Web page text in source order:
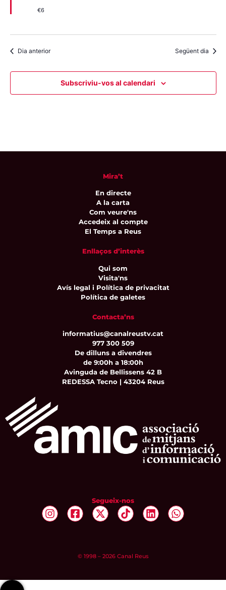
€6
Dia anterior Següent dia
Subscriviu-vos al calendari
Mira’t
En directe
A la carta
Com veure'ns
Accedeix al compte
El Temps a Reus
Enllaços d’interès
Qui som
Visita'ns
Avís legal i Política de privacitat
Política de galetes
Contacta’ns
informatius@canalreustv.cat
977 300 509
De dilluns a divendres
de 9:00h a 18:00h
Avinguda de Bellissens 42 B
REDESSA Tecno | 43204 Reus
Segueix-nos
© 1998 – 2026 Canal Reus